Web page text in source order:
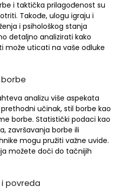
i taktička prilagođenost su
Takođe, ulogu igraju i
i psihološkog stanja
detaljno analizirati kako
može uticati na vaše odluke
analizu više aspekata
učinak, stil borbe kao
borbe. Statistički podaci kao
završavanja borbe ili
mogu pružiti važne uvide.
možete doći do tačnijih
povreda